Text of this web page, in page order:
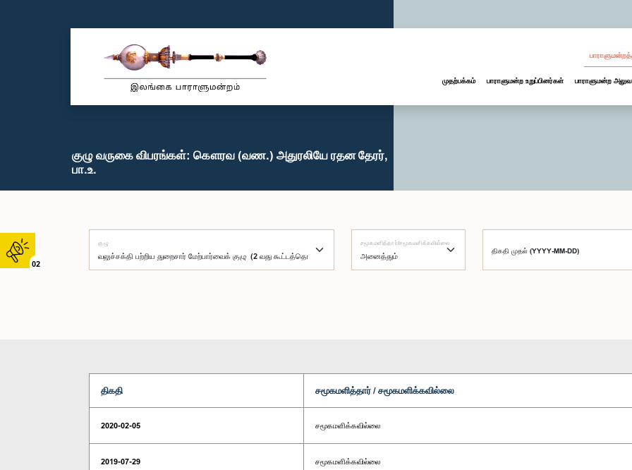
02
முதற்பக்கம் பாராளுமன்ற உறுப்பினர்கள் பாராளுமன்ற
குழு வருகை விபரங்கள்: கௌரவ (வண.) அதுரலியே ரதன தேரர்,
பா.உ.
குழு சமூகமளித்தார்/சமூகமளிக்கவில்லை
திகதி முதல் (YYYY-MM-DD)
திகதி சமூகமளித்தார் / சமூகமளிக்கவில்லை
2020-02-05 சமூகமளிக்கவில்லை
2019-07-29 சமூகமளிக்கவில்லை